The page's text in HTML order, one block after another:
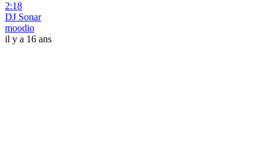
2:18
DJ Sonar
moodio
il y a 16 ans